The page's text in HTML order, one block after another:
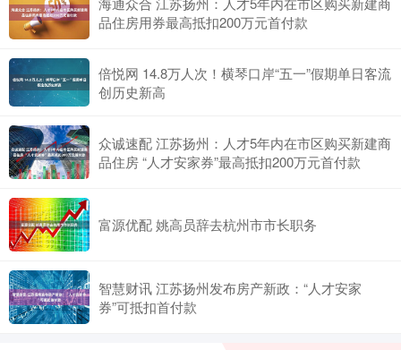
品住房用券最高抵扣200万元首付款
倍悦网 14.8万人次！横琴口岸“五一”假期单日客流
创历史新高
众诚速配 江苏扬州：人才5年内在市区购买新建商
品住房 “人才安家券”最高抵扣200万元首付款
富源优配 姚高员辞去杭州市市长职务
智慧财讯 江苏扬州发布房产新政：“人才安家
券”可抵扣首付款